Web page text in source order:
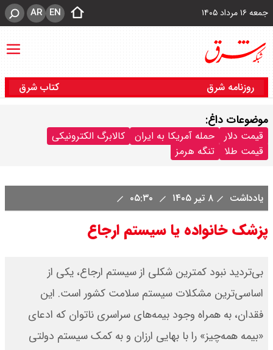
جمعه ۱۶ مرداد ۱۴۰۵ EN
AR
روزنامه شرق کتاب شرق
موضوعات داغ:
قیمت دلار حمله آمریکا به ایران
کالابرگ الکترونیکی
قیمت طلا
تنگه هرمز
یادداشت ۸ تیر ۱۴۰۵
پزشک خانواده یا سیستم ارجاع
بی‌تردید نبود کمترین شکلی از سیستم ارجاع، یکی از
اساسی‌ترین مشکلات سیستم سلامت کشور است. این
فقدان، به همراه وجود بیمه‌های سراسری ناتوان که ادعای
«بیمه همه‌چیز» را با بهایی ارزان و به کمک سیستم دولتی